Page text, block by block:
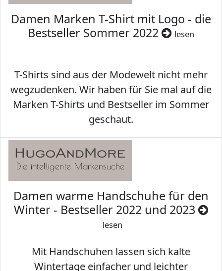
Damen Marken T-Shirt mit Logo - die
Bestseller Sommer 2022
lesen
T-Shirts sind aus der Modewelt nicht mehr
wegzudenken. Wir haben für Sie mal auf die
Marken T-Shirts und Bestseller im Sommer
geschaut.
Damen warme Handschuhe für den
Winter - Bestseller 2022 und 2023
lesen
Mit Handschuhen lassen sich kalte
Wintertage einfacher und leichter